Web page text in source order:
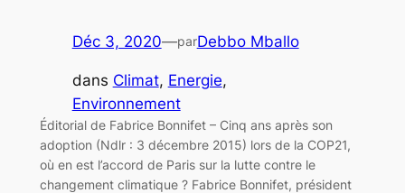
Déc 3, 2020—parDebbo Mballo
dans Climat, Energie
Environnement
Éditorial de Fabrice Bonnifet – Cinq ans après son
adoption (Ndlr : 3 décembre 2015) lors de la COP21,
où en est l’accord de Paris sur la lutte contre le
changement climatique ? Fabrice Bonnifet, président